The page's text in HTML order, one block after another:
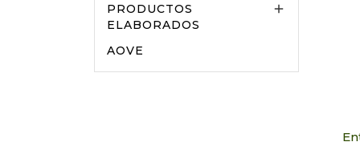
PRODUCTOS
ELABORADOS

AOVE